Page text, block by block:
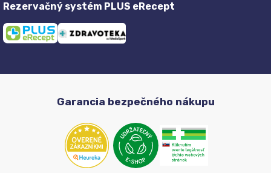
Rezervačný systém PLUS eRecept
Garancia bezpečného nákupu